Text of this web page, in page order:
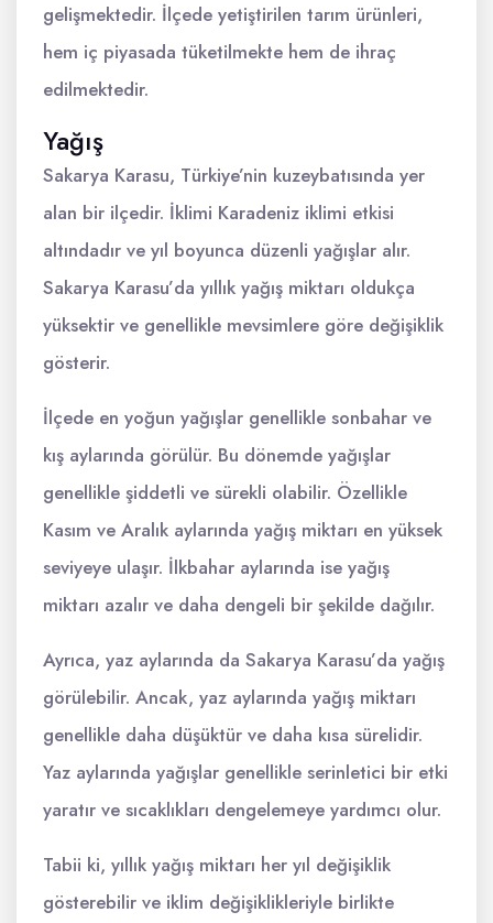
gelişmektedir. İlçede yetiştirilen tarım ürünleri,
hem iç piyasada tüketilmekte hem de ihraç
edilmektedir.
Yağış
Sakarya Karasu, Türkiye’nin kuzeybatısında yer
alan bir ilçedir. İklimi Karadeniz iklimi etkisi
altındadır ve yıl boyunca düzenli yağışlar alır.
Sakarya Karasu’da yıllık yağış miktarı oldukça
yüksektir ve genellikle mevsimlere göre değişiklik
gösterir.
İlçede en yoğun yağışlar genellikle sonbahar ve
kış aylarında görülür. Bu dönemde yağışlar
genellikle şiddetli ve sürekli olabilir. Özellikle
Kasım ve Aralık aylarında yağış miktarı en yüksek
seviyeye ulaşır. İlkbahar aylarında ise yağış
miktarı azalır ve daha dengeli bir şekilde dağılır.
Ayrıca, yaz aylarında da Sakarya Karasu’da yağış
görülebilir. Ancak, yaz aylarında yağış miktarı
genellikle daha düşüktür ve daha kısa sürelidir.
Yaz aylarında yağışlar genellikle serinletici bir etki
yaratır ve sıcaklıkları dengelemeye yardımcı olur.
Tabii ki, yıllık yağış miktarı her yıl değişiklik
gösterebilir ve iklim değişiklikleriyle birlikte